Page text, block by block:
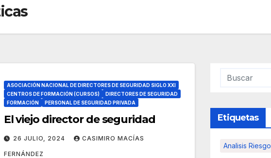
ASOCIACIÓN NACIONAL DE DIRECTORES DE SEGURIDAD SIGLO XXI
CENTROS DE FORMACIÓN (CURSOS)
DIRECTORES DE SEGURIDAD
FORMACIÓN
PERSONAL DE SEGURIDAD PRIVADA
El viejo director de seguridad
26 JULIO, 2024 CASIMIRO MACÍAS
FERNÁNDEZ
Etiquetas
Analisis Riesgo